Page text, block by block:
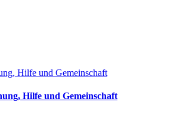
Hilfe und Gemeinschaft
Hilfe und Gemeinschaft